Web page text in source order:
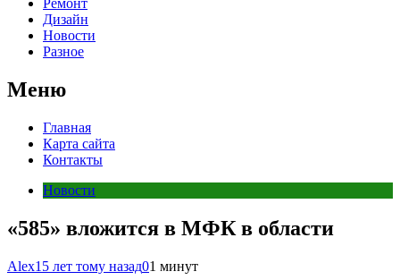
Ремонт
Дизайн
Новости
Разное
Меню
Главная
Карта сайта
Контакты
Новости
«585» вложится в МФК в области
Alex15 лет тому назад01 минут